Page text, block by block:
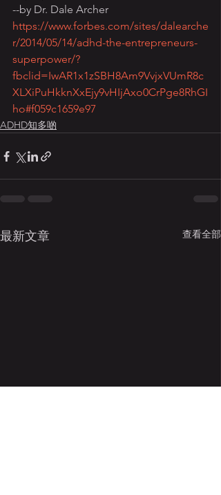
--by Dr. Dale Archer
https://www.forbes.com/sites/dalearche
r/2014/05/14/adhd-the-entrepreneurs-
superpower/?
fbclid=IwAR1x1zSBH8Am9VvjxVUmR8c
XLXiPuHkknXxEjy9vHIjAxo0CrPge8RhGI
ho#f059c1659e97
ADHD知多啲
最新文章 查看全部